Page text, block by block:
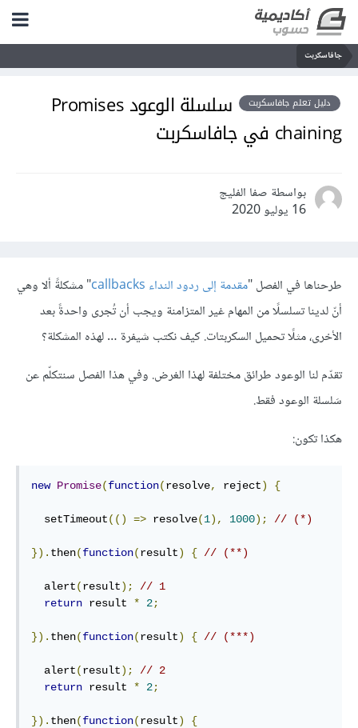
جافاسكربت
دليل تعلم جافاسكربت
سلسلة الوعود Promises
chaining في جافاسكربت
بواسطة صفا الفليج
16 يوليو 2020
طرحناها في الفصل "مقدمة إلى ردود النداء callbacks
" مشكلةً ألا وهي
أنّ لدينا تسلسلًا من المهام غير المتزامنة ويجب أن تُجرى واحدةً بعد
الأخرى، مثلًا تحميل السكربتات. كيف نكتب شيفرة … لهذه المشكلة؟
تقدّم لنا الوعود طرائق مختلفة لهذا الغرض. وفي هذا الفصل سنتكلّم عن
سَلسلة الوعود فقط.
هكذا تكون:
new Promise(function(resolve, reject) {
  setTimeout
(() => resolve(1), 1000); // (*)
}). then(function(result) { // (**)
  alert
(result);
// 1
return result * 2;
}). then(function(result) { // (***)
  alert
(result);
// 2
return result * 2;
}). then(function(result) {